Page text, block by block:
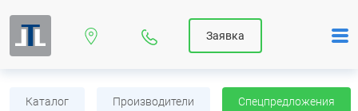
Заявка
Каталог Производители Спецпредложения